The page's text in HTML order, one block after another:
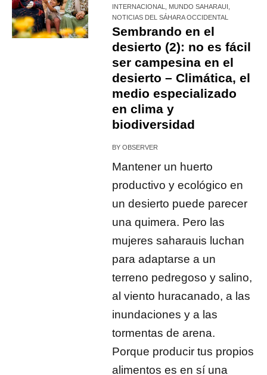
INTERNACIONAL
MUNDO SAHARAUI
NOTICIAS DEL SÁHARA OCCIDENTAL
Sembrando en el
desierto (2): no es fácil
ser campesina en el
desierto – Climática, el
medio especializado
en clima y
biodiversidad
BYOBSERVER
Mantener un huerto
productivo y ecológico en
un desierto puede parecer
una quimera. Pero las
mujeres saharauis luchan
para adaptarse a un
terreno pedregoso y salino,
al viento huracanado, a las
inundaciones y a las
tormentas de arena.
Porque producir tus propios
alimentos es en sí una